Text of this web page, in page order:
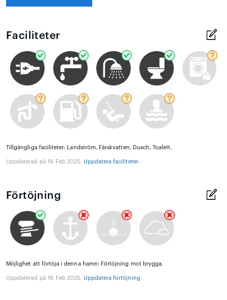
Faciliteter
Tillgängliga faciliteter: Landström, Färskvatten, Dusch, Toalett.
Uppdaterad på 19. Feb 2025. Uppdatera faciliteter.
Förtöjning
Möjlighet att förtöja i denna hamn: Förtöjning mot brygga.
Uppdaterad på 19. Feb 2025. Uppdatera förtöjning.